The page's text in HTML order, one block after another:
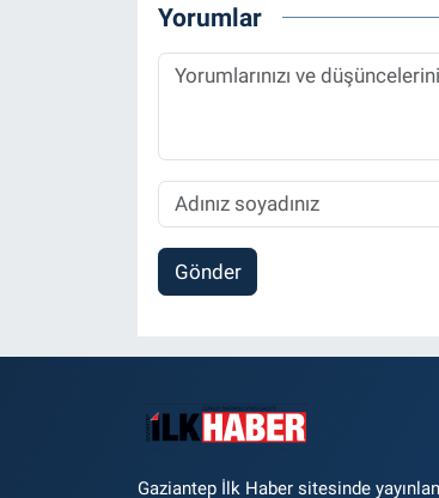
Yorumlar
Gönder
Gaziantep İlk Haber sitesinde